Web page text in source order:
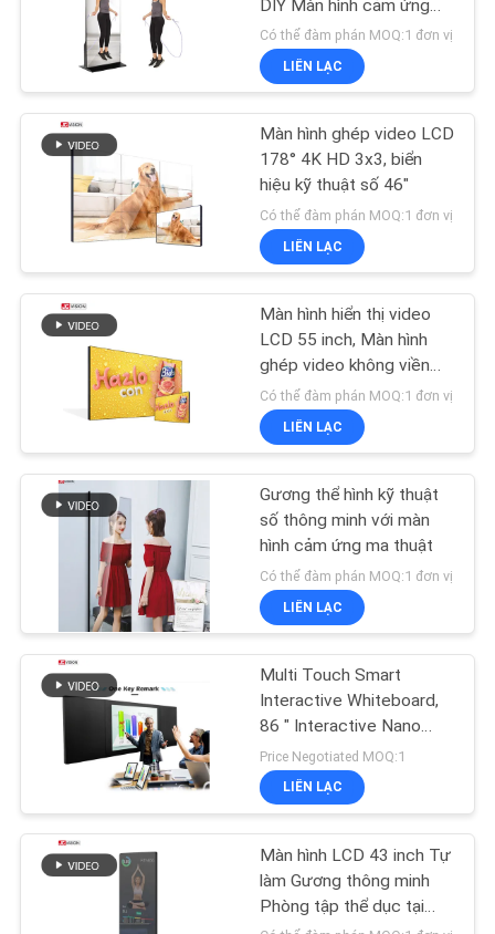
CHÚNG
TÔI
TẤT
CẢ
TRƯỜNG
HỢP
YÊU
GIÁ
WEB
Bảng tương tác
thông minh
61
Màn hình phẳng
tương tác
49
Máy quét tài liệu di
động
12
Bảng viết LCD
DIY Màn hình cảm ứng
thông minh
Có thể đàm phán MOQ:1 đơn vị
LIÊN LẠC
Màn hình ghép video LCD
178° 4K HD 3x3, biển
hiệu kỹ thuật số 46"
Có thể đàm phán MOQ:1 đơn vị
LIÊN LẠC
Màn hình hiển thị video
LCD 55 inch, Màn hình
ghép video không viền
500nit cho Trung tâm
thương mại
Có thể đàm phán MOQ:1 đơn vị
LIÊN LẠC
Gương thể hình kỹ thuật
số thông minh với màn
hình cảm ứng ma thuật
Có thể đàm phán MOQ:1 đơn vị
LIÊN LẠC
Multi Touch Smart
Interactive Whiteboard,
86 " Interactive Nano
Blackboard
Price Negotiated MOQ:1
LIÊN LẠC
Màn hình LCD 43 inch Tự
làm Gương thông minh
Phòng tập thể dục tại